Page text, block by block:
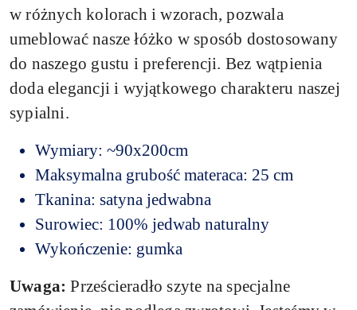
w różnych kolorach i wzorach, pozwala
umeblować nasze łóżko w sposób dostosowany
do naszego gustu i preferencji. Bez wątpienia
doda elegancji i wyjątkowego charakteru naszej
sypialni.
Wymiary: ~90x200cm
Maksymalna grubość materaca: 25 cm
Tkanina: satyna jedwabna
Surowiec: 100% jedwab naturalny
Wykończenie: gumka
Uwaga: Prześcieradło szyte na specjalne